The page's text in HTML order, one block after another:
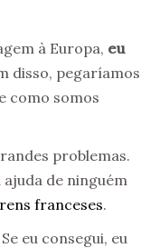
à Europa, eu
disso, pegaríamos
como somos
problemas.
de ninguém
franceses.
eu consegui, eu